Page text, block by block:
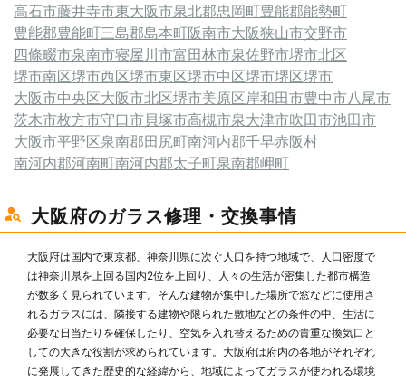
高石市藤井寺市東大阪市泉北郡忠岡町豊能郡能勢町
豊能郡豊能町三島郡島本町阪南市大阪狭山市交野市
四條畷市泉南市寝屋川市富田林市泉佐野市堺市北区
堺市南区堺市西区堺市東区堺市中区堺市堺区堺市
大阪市中央区大阪市北区堺市美原区岸和田市豊中市八尾市
茨木市枚方市守口市貝塚市高槻市泉大津市吹田市池田市
大阪市平野区泉南郡田尻町南河内郡千早赤阪村
南河内郡河南町南河内郡太子町泉南郡岬町
大阪府のガラス修理・交換事情
大阪府は国内で東京都、神奈川県に次ぐ人口を持つ地域で、人口密度で
は神奈川県を上回る国内2位を上回り、人々の生活が密集した都市構造
が数多く見られています。そんな建物が集中した場所で窓などに使用さ
れるガラスには、隣接する建物や限られた敷地などの条件の中、生活に
必要な日当たりを確保したり、空気を入れ替えるための貴重な換気口と
しての大きな役割が求められています。大阪府は府内の各地がそれぞれ
に発展してきた歴史的な経緯から、地域によってガラスが使われる環境